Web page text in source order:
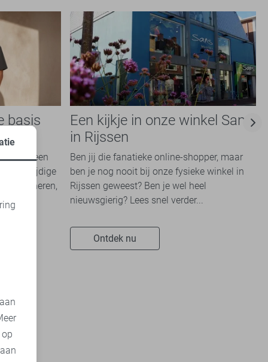
basis
die een
veelzijdige
combineren,
Een kijkje in onze winkel Sans
in Rijssen
Ben jij die fanatieke online-shopper, maar
ben je nog nooit bij onze fysieke winkel in
Rijssen geweest? Ben je wel heel
nieuwsgierig? Lees snel verder...
Ontdek nu